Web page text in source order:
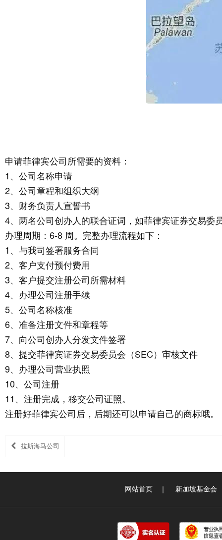
申请菲律宾公司所需要的资料：
1、公司名称申请
2、公司章程和组织大纲
3、财务负责人宣誓书
4、两名公司创办人的联合证词，如菲律宾证券交易委
办理周期：6-8 周。完整办理流程如下：
1、与我司签署服务合同
2、客户支付预付费用
3、客户提交注册公司所需材料
4、办理公司注册手续
5、公司名称核准
6、准备注册文件和章程等
7、向公司创办人分发文件签署
8、提交菲律宾证券交易委员会（SEC）审核文件
9、办理公司营业执照
10、公司注册
11、注册完成，移交公司证照。
注册好菲律宾公司后，后期还可以申请自己的商标哦。
拉斯海马公司
网站首页 新加坡基金会